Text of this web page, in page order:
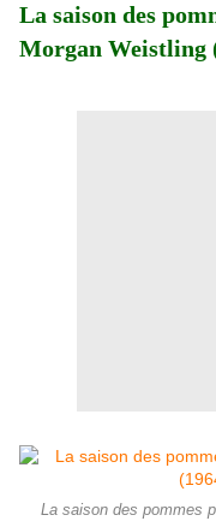
La saison des
Morgan Weistling
La saison des pommes